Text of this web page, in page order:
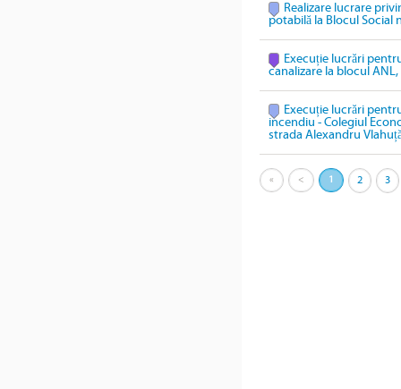
Realizare lucrare
potabilă la Blocul Social
Execuție lucrări
canalizare la blocul
Execuție lucrări
incendiu - Colegiul
strada Alexandru
« < 1 2 3